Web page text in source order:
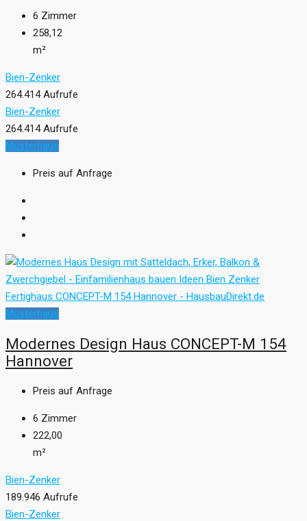
6 Zimmer
258,12
m²
Bien-Zenker
264.414 Aufrufe
Bien-Zenker
264.414 Aufrufe
Musterhaus
Preis auf Anfrage
Musterhaus
Modernes Design Haus CONCEPT-M 154
Hannover
Preis auf Anfrage
6 Zimmer
222,00
m²
Bien-Zenker
189.946 Aufrufe
Bien-Zenker